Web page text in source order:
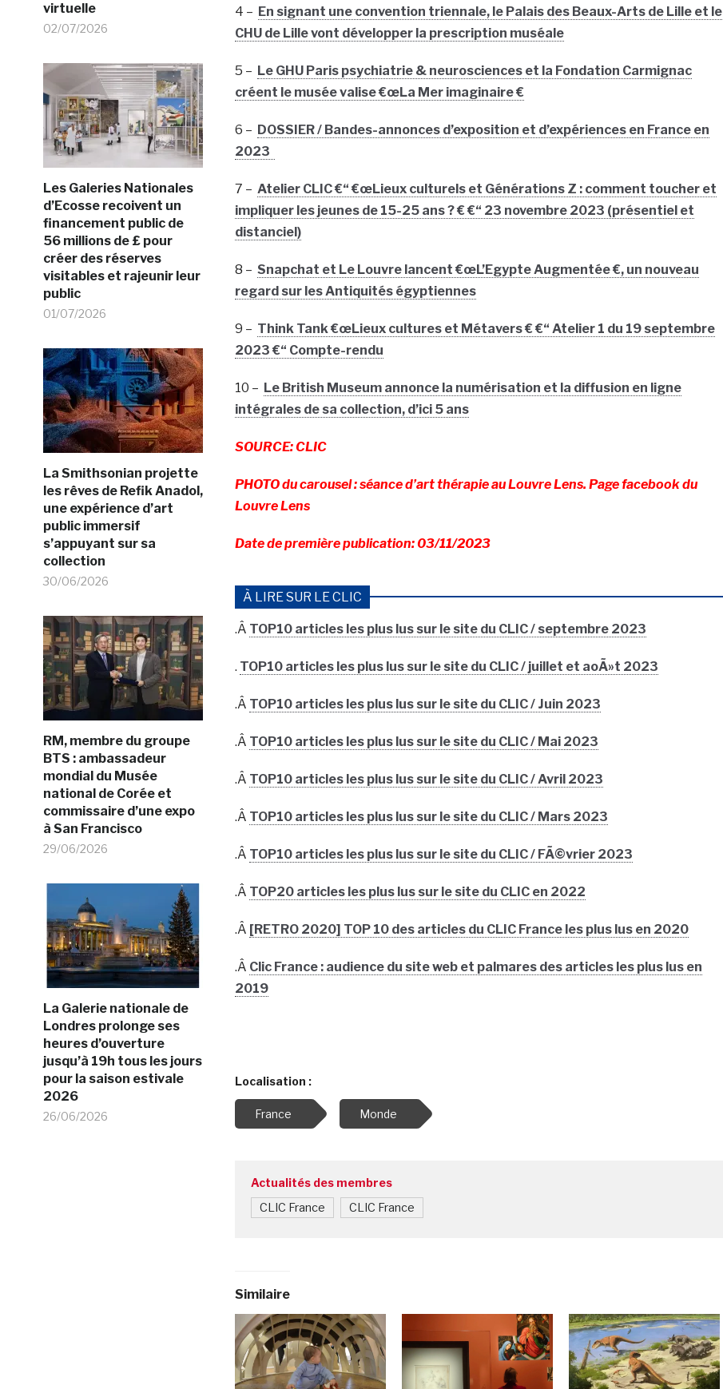
virtuelle
02/07/2026
Les Galeries Nationales
d’Ecosse recoivent un
financement public de
56 millions de £ pour
créer des réserves
visitables et rajeunir leur
public
01/07/2026
La Smithsonian projette
les rêves de Refik Anadol,
une expérience d’art
public immersif
s’appuyant sur sa
collection
30/06/2026
RM, membre du groupe
BTS : ambassadeur
mondial du Musée
national de Corée et
commissaire d’une expo
à San Francisco
29/06/2026
La Galerie nationale de
Londres prolonge ses
heures d’ouverture
jusqu’à 19h tous les jours
pour la saison estivale
2026
26/06/2026
4 – En signant une convention triennale, le Palais des Beaux-Arts de Lille et le
CHU de Lille vont développer la prescription muséale
5 – Le GHU Paris psychiatrie & neurosciences et la Fondation Carmignac
créent le musée valise €œLa Mer imaginaire €
6 – DOSSIER / Bandes-annonces d’exposition et d’expériences en France en
2023
7 – Atelier CLIC €“ €œLieux culturels et Générations Z : comment toucher et
impliquer les jeunes de 15-25 ans ? € €“ 23 novembre 2023 (présentiel et
distanciel)
8 – Snapchat et Le Louvre lancent €œL’Egypte Augmentée €, un nouveau
regard sur les Antiquités égyptiennes
9 – Think Tank €œLieux cultures et Métavers € €“ Atelier 1 du 19 septembre
2023 €“ Compte-rendu
10 – Le British Museum annonce la numérisation et la diffusion en ligne
intégrales de sa collection, d’ici 5 ans
SOURCE: CLIC
PHOTO du carousel : séance d’art thérapie au Louvre Lens. Page facebook du
Louvre Lens
Date de première publication: 03/11/2023
À LIRE SUR LE CLIC
.Â TOP10 articles les plus lus sur le site du CLIC / septembre 2023
. TOP10 articles les plus lus sur le site du CLIC / juillet et aoÃ»t 2023
.Â TOP10 articles les plus lus sur le site du CLIC / Juin 2023
.Â TOP10 articles les plus lus sur le site du CLIC / Mai 2023
.Â TOP10 articles les plus lus sur le site du CLIC / Avril 2023
.Â TOP10 articles les plus lus sur le site du CLIC / Mars 2023
.Â TOP10 articles les plus lus sur le site du CLIC / FÃ©vrier 2023
.Â TOP20 articles les plus lus sur le site du CLIC en 2022
.Â [RETRO 2020] TOP 10 des articles du CLIC France les plus lus en 2020
.Â Clic France : audience du site web et palmares des articles les plus lus en
2019
Localisation :
France Monde
Actualités des membres
CLIC France CLIC France
Similaire